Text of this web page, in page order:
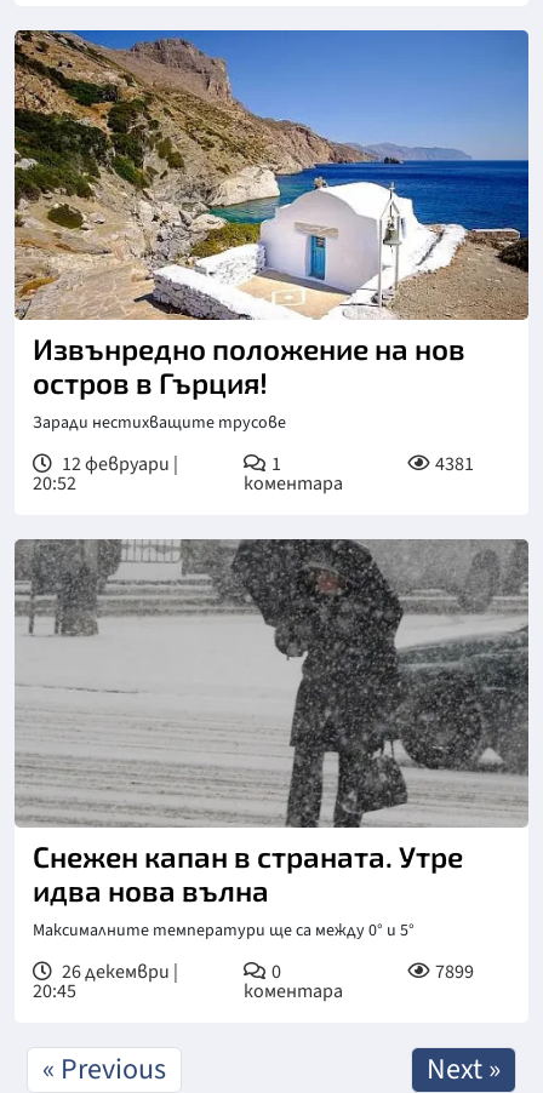
Извънредно положение на нов
остров в Гърция!
Заради нестихващите трусове
12 февруари |
20:52
1
коментара
4381
Снежен капан в страната. Утре
идва нова вълна
Максималните температури ще са между 0° и 5°
26 декември |
20:45
0
коментара
7899
« Previous Next »